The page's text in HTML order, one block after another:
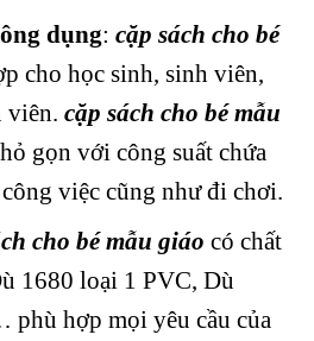
dụng: cặp sách cho bé
cho học sinh, sinh viên,
viên. cặp sách cho bé mẫu
gọn với công suất chứa
việc cũng như đi chơi.
cho bé mẫu giáo có chất
1680 loại 1 PVC, Dù
hợp mọi yêu cầu của